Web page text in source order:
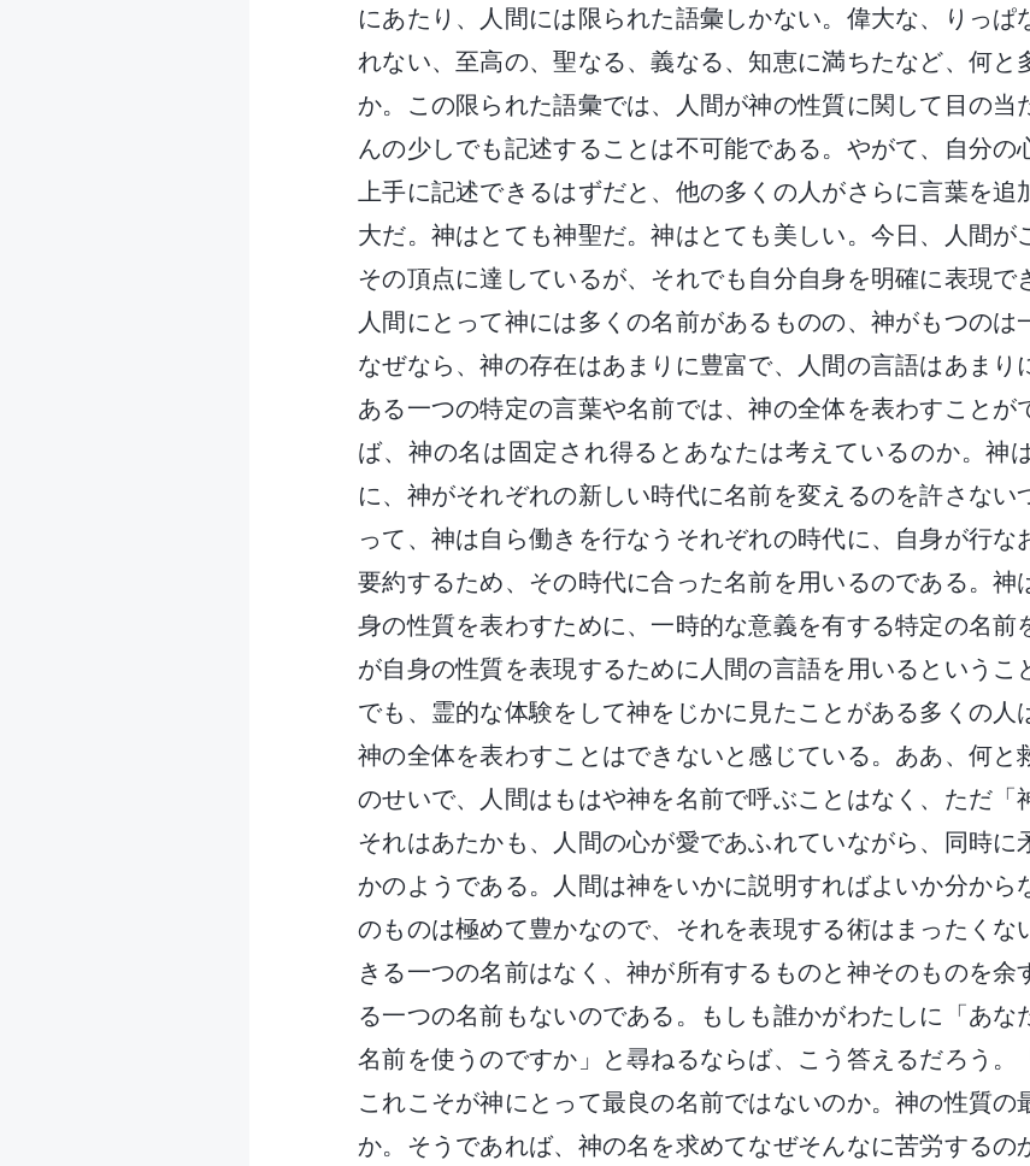
にあたり、人間には限られた語彙しかない。偉大な、りっぱ
れない、至高の、聖なる、義なる、知恵に満ちたなど、何と
か。この限られた語彙では、人間が神の性質に関して目の当
んの少しでも記述することは不可能である。やがて、自分の
上手に記述できるはずだと、他の多くの人がさらに言葉を
大だ。神はとても神聖だ。神はとても美しい。今日、人間が
その頂点に達しているが、それでも自分自身を明確に表現で
人間にとって神には多くの名前があるものの、神がもつのは
なぜなら、神の存在はあまりに豊富で、人間の言語はあまり
ある一つの特定の言葉や名前では、神の全体を表わすことが
ば、神の名は固定され得るとあなたは考えているのか。神
に、神がそれぞれの新しい時代に名前を変えるのを許さない
って、神は自ら働きを行なうそれぞれの時代に、自身が行な
要約するため、その時代に合った名前を用いるのである。神
身の性質を表わすために、一時的な意義を有する特定の名前
が自身の性質を表現するために人間の言語を用いるというこ
でも、霊的な体験をして神をじかに見たことがある多くの人
神の全体を表わすことはできないと感じている。ああ、何と
のせいで、人間はもはや神を名前で呼ぶことはなく、ただ「
それはあたかも、人間の心が愛であふれていながら、同時に
かのようである。人間は神をいかに説明すればよいか分から
のものは極めて豊かなので、それを表現する術はまったくな
きる一つの名前はなく、神が所有するものと神そのものを余
る一つの名前もないのである。もしも誰かがわたしに「あな
名前を使うのですか」と尋ねるならば、こう答えるだろう。
これこそが神にとって最良の名前ではないのか。神の性質の
か。そうであれば、神の名を求めてなぜそんなに苦労するの